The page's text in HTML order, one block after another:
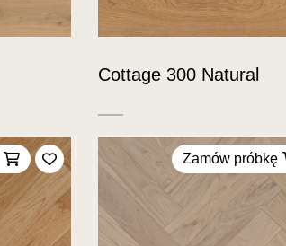
Cottage 300 Natural
Dodaj do ulubionych
Zamów próbkę